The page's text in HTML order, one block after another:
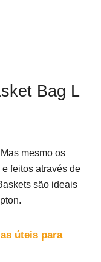
Bag L
mesmo os
feitos através de
são ideais
úteis para